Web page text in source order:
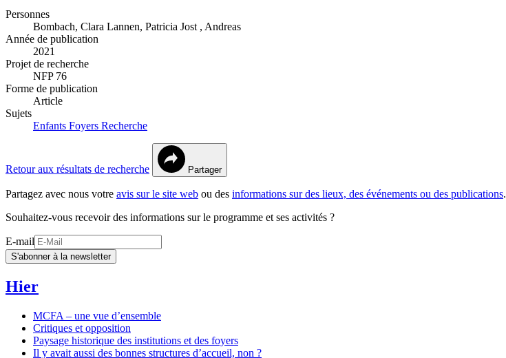
Personnes
Bombach, Clara Lannen, Patricia Jost , Andreas
Année de publication
2021
Projet de recherche
NFP 76
Forme de publication
Article
Sujets
Enfants Foyers Recherche
Retour aux résultats de recherche Partager
Partagez avec nous votre avis sur le site web ou des informations sur des lieux, des événements ou des publications.
Souhaitez-vous recevoir des informations sur le programme et ses activités ?
E-mail
S'abonner à la newsletter
Hier
MCFA – une vue d’ensemble
Critiques et opposition
Paysage historique des institutions et des foyers
Il y avait aussi des bonnes structures d’accueil, non ?